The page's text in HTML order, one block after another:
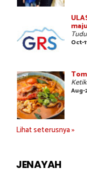
Oct-
Aug-
Lihat seterusnya »
JENAYAH